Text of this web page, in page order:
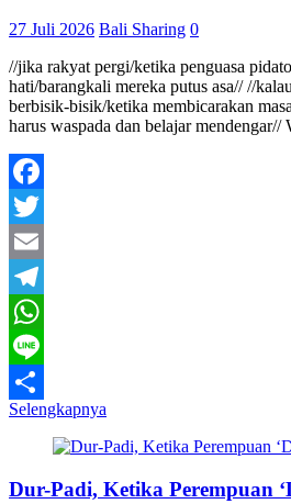
27 Juli 2026 Bali Sharing 0
//jika rakyat pergi/ketika penguasa
hati/barangkali mereka putus asa// //
berbisik-bisik/ketika membicarakan
harus waspada dan belajar mendengar//
Facebook
Twitter
Email
Telegram
WhatsApp
Line
Share
Selengkapnya
Dur-Padi, Ketika Perempuan